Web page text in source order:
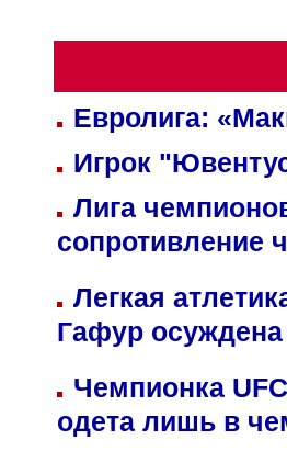
Евролига:
Игрок
Лига
сопротивление
Легкая
Гафур осуждена
Чемпионка
одета лишь в